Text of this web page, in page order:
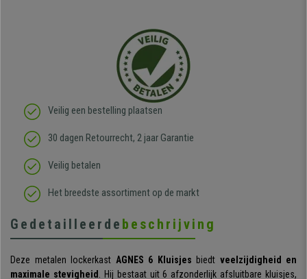
Veilig een bestelling plaatsen
30 dagen Retourrecht, 2 jaar Garantie
Veilig betalen
Het breedste assortiment op de markt
Gedetailleerde beschrijving
Deze metalen lockerkast AGNES 6 Kluisjes biedt veelzijdigheid en
maximale stevigheid . Hij bestaat uit 6 afzonderlijk afsluitbare kluisjes,